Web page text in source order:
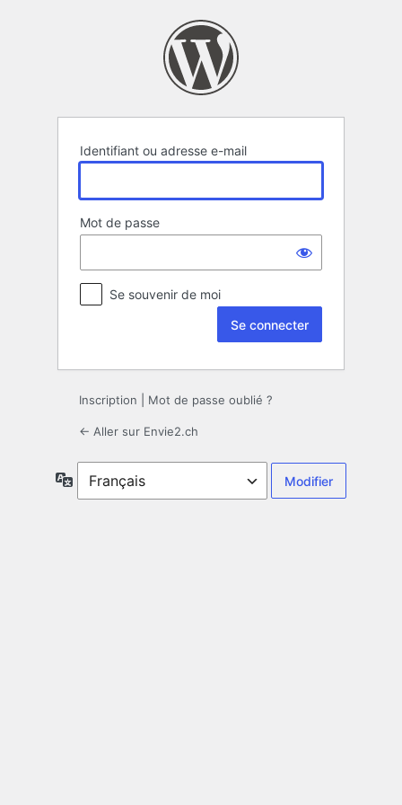
Identifiant ou adresse e-mail
Mot de passe
Se souvenir de moi
Inscription Mot de passe oublié ?
← Aller sur Envie2.ch
Langue